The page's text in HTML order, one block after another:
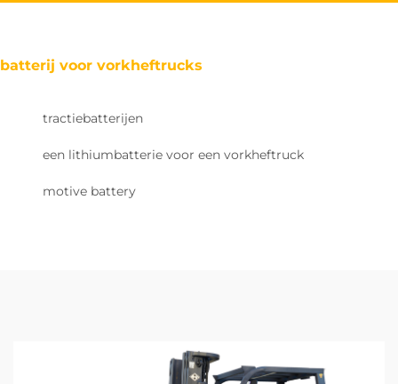
batterij voor vorkheftrucks
tractiebatterijen
een lithiumbatterie voor een vorkheftruck
motive battery